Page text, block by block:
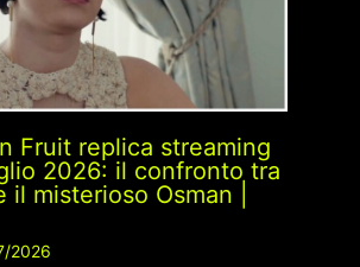
Fruit replica streaming
2026: il confronto tra
il misterioso Osman |
2026